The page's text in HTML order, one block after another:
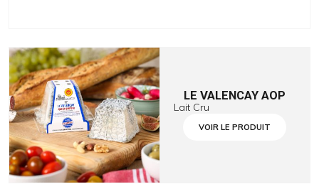
LE VALENCAY AOP
Lait Cru
VOIR LE PRODUIT